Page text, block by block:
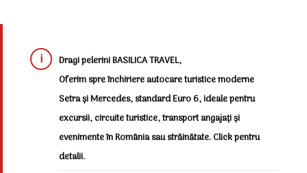
Dragi pelerini BASILICA TRAVEL,
Oferim spre închiriere autocare turistice moderne
Setra și Mercedes, standard Euro 6, ideale pentru
excursii, circuite turistice, transport angajați și
evenimente în România sau străinătate. Click pentru
detalii.